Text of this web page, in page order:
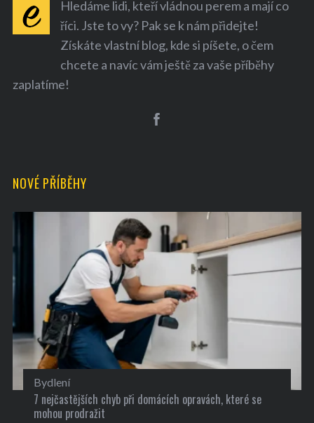
Hledáme lidi, kteří vládnou perem a mají co
říci. Jste to vy? Pak se k nám přidejte!
Získáte vlastní blog, kde si píšete, o čem
chcete a navíc vám ještě za vaše příběhy
zaplatíme!
NOVÉ PŘÍBĚHY
Bydlení
7 nejčastějších chyb při domácích opravách, které se
mohou prodražit